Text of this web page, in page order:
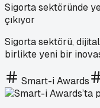
Sigorta sektöründe
çıkıyor
Sigorta sektörü,
birlikte yeni bir
Smart-i Awards